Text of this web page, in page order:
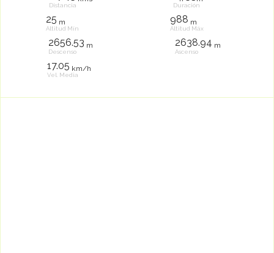
Distancia Duración
25 m
Altitud Mín
988 m
Altitud Máx
2656.53 m
Descenso
2638.94 m
Ascenso
17.05 km/h
Vel. Media